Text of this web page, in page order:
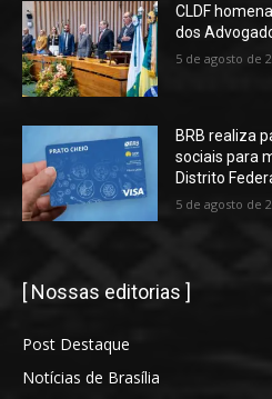
CLDF
dos
5 de agosto de
BRB realiza
sociais para
Distrito
5 de agosto de
[ Nossas editorias ]
Post Destaque
Notícias de Brasília